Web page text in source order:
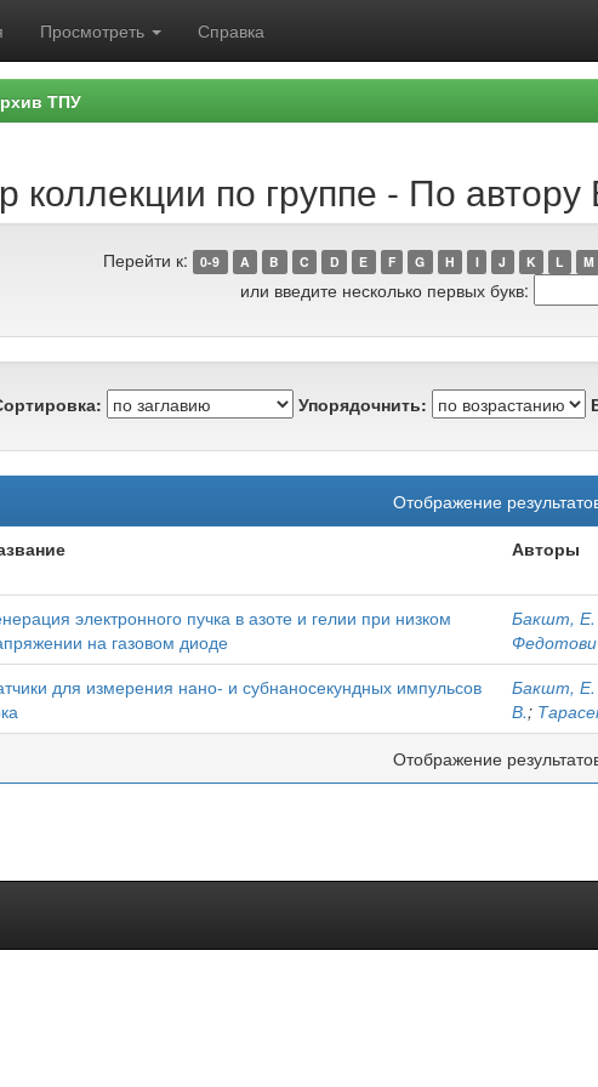
Просмотреть Справка
ТПУ
коллекции по группе - По автору
Перейти к: 0-9 A B C D E F G H I J K L M
или введите несколько первых букв:
Упорядочнить:
Отображение
Авторы
электронного пучка в азоте и гелии при низком
на газовом диоде
Бакшт, Е.
для измерения нано- и субнаносекундных импульсов
Бакшт, Е.
В.;
Отображение